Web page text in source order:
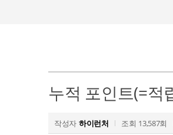
누적 포인트(=적
작성자 하이런처 조회 13,587회